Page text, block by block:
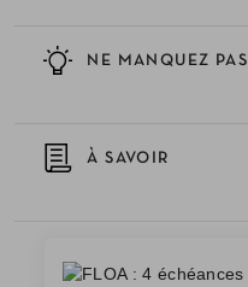
NE MANQUEZ PAS
À SAVOIR